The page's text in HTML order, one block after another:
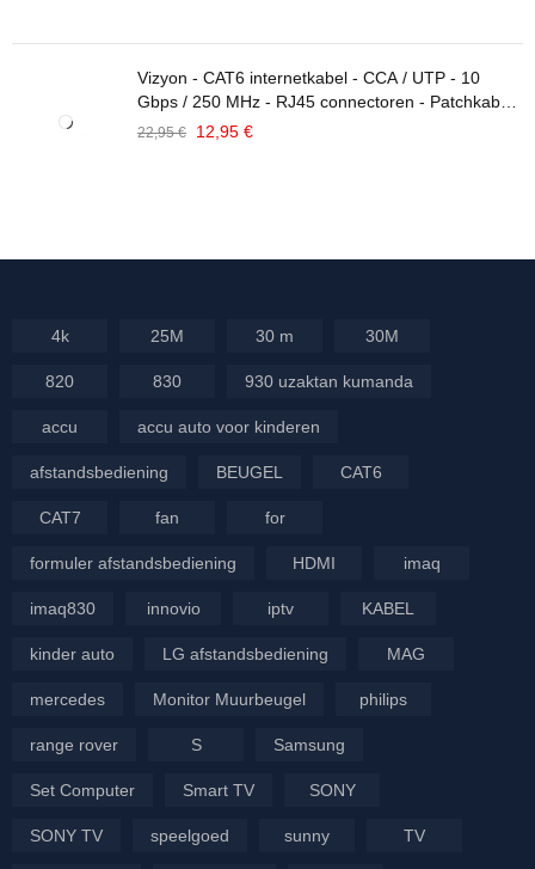
Vizyon - CAT6 internetkabel - CCA / UTP - 10
Gbps / 250 MHz - RJ45 connectoren - Patchkabel /
Netwerkkabel - 10 Meter - Grijs
22,95€ 12,95 €
4k 25M 30 m 30M
820 830 930 uzaktan kumanda
accu accu auto voor kinderen
afstandsbediening BEUGEL CAT6
CAT7 fan for
formuler afstandsbediening HDMI imaq
imaq830 innovio iptv KABEL
kinder auto LG afstandsbediening MAG
mercedes Monitor Muurbeugel philips
range rover S Samsung
Set Computer Smart TV SONY
SONY TV speelgoed sunny TV